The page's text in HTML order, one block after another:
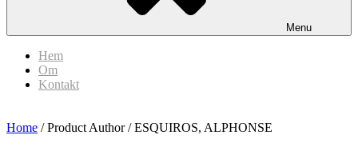
Menu
Hem
Om
Kontakt
Home / Product Author / ESQUIROS, ALPHONSE